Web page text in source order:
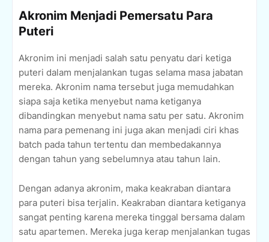
Akronim Menjadi Pemersatu Para
Puteri
Akronim ini menjadi salah satu penyatu dari ketiga
puteri dalam menjalankan tugas selama masa jabatan
mereka. Akronim nama tersebut juga memudahkan
siapa saja ketika menyebut nama ketiganya
dibandingkan menyebut nama satu per satu. Akronim
nama para pemenang ini juga akan menjadi ciri khas
batch pada tahun tertentu dan membedakannya
dengan tahun yang sebelumnya atau tahun lain.
Dengan adanya akronim, maka keakraban diantara
para puteri bisa terjalin. Keakraban diantara ketiganya
sangat penting karena mereka tinggal bersama dalam
satu apartemen. Mereka juga kerap menjalankan tugas